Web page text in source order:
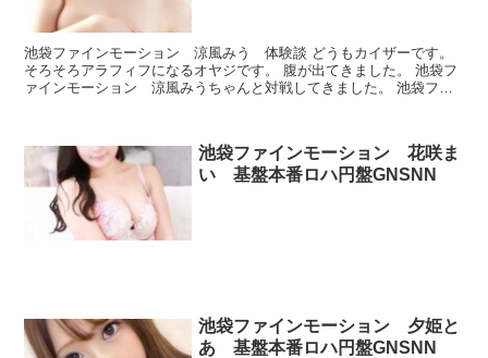
池袋ファインモーション 涼風みう 体験談 どうもカイザーです。
そろそろアラフィフになるオヤジです。 腹が出てきました。 池袋フ
ァインモーション 涼風みうちゃんと対戦してきました。 池袋ファ
池袋ファインモーション 花咲ま
い 基盤本番ロハ円盤GNSNN
池袋ファインモーション 夕姫と
あ 基盤本番ロハ円盤GNSNN